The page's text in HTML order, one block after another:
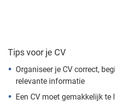
Tips voor je CV
Organiseer je CV correct,
relevante informatie
Een CV moet gemakkelijk te